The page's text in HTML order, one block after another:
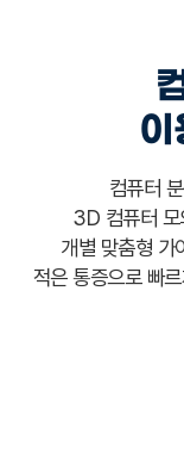
이
컴퓨터
3D 컴퓨터 모
개별 맞춤형 가
적은 통증으로 빠